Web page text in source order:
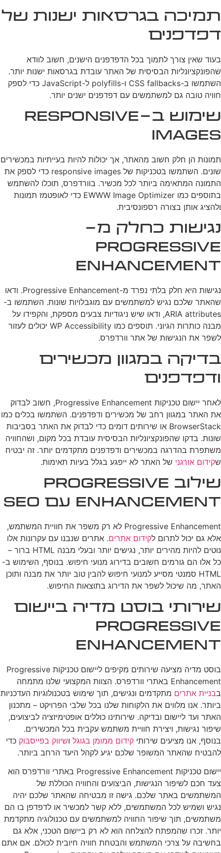
תמיכה בגרסאות ישנות של
דפדפנים
בעוד שאין צורך לתמוך בכל הדפדפנים הישנים, חשוב לוודא
שהפונקציונליות הבסיסית של האתר עובדת בגרסאות ישנות יותר.
השתמשו ב-CSS fallbacks ו-polyfills ל-JavaScript כדי לספק
חוויה טובה גם למשתמשים עם דפדפנים ישנים יותר.
שימוש ב-Responsive
Images
תמונות הן חלק חשוב מהאתר, אך יכולות להיות בעייתיות במכשירים
שונים. השתמשו בטכניקות של responsive images כדי לספק את
התמונה המתאימה ביותר לכל מכשיר. בוורדפרס, תוכלו להשתמש
בתוספים כמו EWWW Image Optimizer כדי לאופטמז תמונות
ולהציג אותן בצורה רספונסיבית.
נגישות כחלק מ-
Progressive
Enhancement
נגישות היא חלק בלתי נפרד מ-Progressive Enhancement. ודאו
שהאתר שלכם נגיש למשתמשים עם מוגבלויות שונות. השתמשו ב-
ARIA attributes, ודאו שיש ניגודיות צבעים מספקת, והקפידו על
מבנה כותרות הגיוני. תוספים כמו WP Accessibility יכולים לעזור
לשפר את הנגישות של אתר וורדפרס.
בדיקה במגוון מכשירים
ודפדפנים
לאחר יישום טכניקות Progressive Enhancement, חשוב לבדוק
את האתר במגוון רחב של מכשירים ודפדפנים. השתמשו בכלים כמו
BrowserStack או שירותים דומים כדי לבדוק את האתר בסביבות
שונות. בדקו שהפונקציונליות הבסיסית עובדת בכל מקום, ושהחוויה
משתפרת בהדרגה במכשירים ודפדפנים מתקדמים יותר. זה יבטיח
שקידום אורגני של האתר לא ייפגע בגלל בעיות תאימות.
שילוב Progressive
Enhancement עם SEO
Progressive Enhancement לא רק משפר את חוויית המשתמש,
אלא גם יכול לתרום לקידום אתרים. אתרים שנבנו עם עקרונות אלו
נוטים להיות מהירים יותר, נגישים יותר ובעלי מבנה HTML ברור –
כל אלו הם גורמים חשובים בדירוג מנועי חיפוש. בנוסף, השימוש ב-
HTML סמנטי מסייע למנועי חיפוש להבין טוב יותר את מבנה ותוכן
האתר, מה שיכול לשפר את הדירוג בתוצאות החיפוש.
שירותי בוסט מדיה ביישום
Progressive
Enhancement
בוסט מדיה מציעה שירותים מקיפים ליישום טכניקות Progressive
Enhancement באתרי וורדפרס. הצוות המקצועי שלנו מתמחה
בבניית אתרים מתקדמים ונגישים, תוך שימוש בטכנולוגיות העדכניות
ביותר. אנו מלווים את הלקוחות שלנו בכל שלבי הפרויקט – מתכנון
האתר ועד ליישום ובדיקה. שירותינו כוללים אופטימיזציה לביצועים,
שיפור נגישות, ויצירת חוויית משתמש עקבית בכל המכשירים.
בנוסף, אנו מציעים שירותי קידום ממומן בגוגל ושיווק בפייסבוק כדי
להבטיח שהאתר המשופר שלכם יגיע לקהל היעד הרחב ביותר.
יישום טכניקות Progressive Enhancement באתרי וורדפרס הוא
צעד חכם לשיפור הנגישות, הביצועים והחוויה הכוללת של
המשתמשים באתר שלכם. גישה זו מבטיחה שהאתר שלכם יהיה
נגיש ושמיש לכל המשתמשים, ללא קשר למכשיר או לדפדפן בו הם
משתמשים, תוך שיפור החוויה למשתמשים עם טכנולוגיה מתקדמת
יותר. זכרו שהמפתח להצלחה הוא לא רק ביישום הטכני, אלא גם
בחשיבה על צרכי המשתמש והבטחת חוויה חיובית לכולם. אם אתם